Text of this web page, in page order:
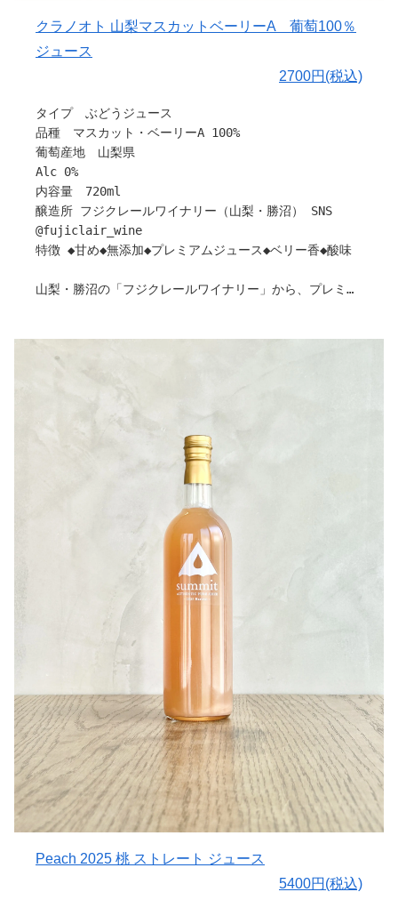
山梨のぶどう畑の個性を映します。
果実本来の色。
山梨・甲州ぶどうをそのまま搾りました。
〇ぶどうについて
ストレートジュースです。
○味わいについて
とろりとした濃厚な口当たりで、まるでぶどうを丸ごと味
甲州種ならではのきりっとした酸が全体を引き締め、梅の
ります。
甘すぎないすっきりとした後味で、食事のお供にも、その
ままごくごく飲んでも。
引用：フジクレールワイナリー
クラノオト 山梨マスカットベーリーA 葡萄100％
ジュース
2700円(税込)
タイプ ぶどうジュース
品種 マスカット・ベーリーA 100%
葡萄産地 山梨県
Alc 0%
内容量 720ml
醸造所 フジクレールワイナリー（山梨・勝沼） SNS
@fujiclair_wine
特徴 ◆甘め◆無添加◆プレミアムジュース◆ベリー香◆酸味
山梨・勝沼の「フジクレールワイナリー」から、プレミア
【ワインになる前の、ぶどうを「飲む」。】をコンセプト
このピュアな果実の甘みと香りが様々な年代の方に楽しん
でもらえること間違いなしです！
100年続くワイナリーを目指す造り手が、ノンアルコール
でも妥協なく果実の美味しさを追求した贅沢な一本です。
○コンセプトについて
私たちは日々、ぶどうと向き合いながらワインを造ってい
その中で改めて感じるのは、果実そのものが持つ豊かな香
りと味わいの魅力。
このジュースは、その魅力をできるだけありのままお届け
したいという想いから生まれました。
一般的なジュースのように透明感のある色合いではなく、
果実由来の成分が残ることで自然な濁りのある色調と、と
ろりとした質感を持っています。
それは余計な加工を施していない証でもあります。
ワインを造るワイナリーだからこそ辿り着いた、ぶどうそ
のものを楽しむためのノンアルコール飲料です。
○色合いについて
ワインがテロワールを映すように、このジュースもまた、
山梨のぶどう畑の個性を映します。
Peach 2025 桃 ストレート ジュース
5400円(税込)